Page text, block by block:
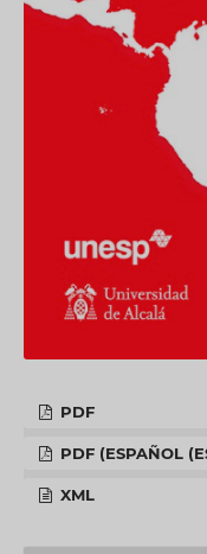
PDF
PDF (ESPAÑOL
XML